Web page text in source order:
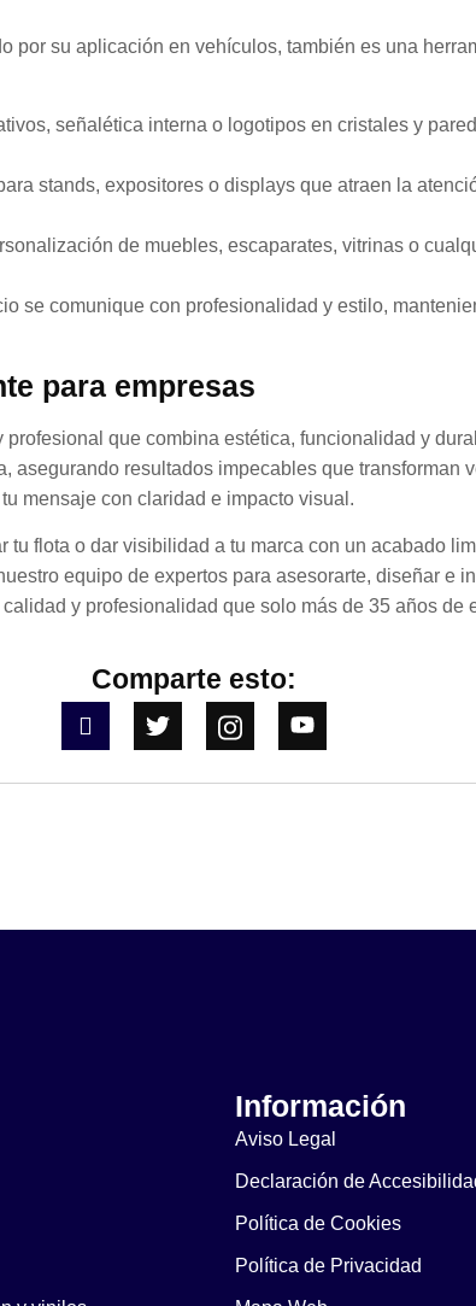
por su aplicación en vehículos, también es una
señalética interna o logotipos en cristales y
stands, expositores o displays que atraen la
de muebles, escaparates, vitrinas o
se comunique con profesionalidad y estilo,
para empresas
que combina estética, funcionalidad y
asegurando resultados impecables que transforman
mensaje con claridad e impacto visual.
tu flota o dar visibilidad a tu marca con un acabado
equipo de expertos para asesorarte, diseñar e
y profesionalidad que solo más de 35 años de
Comparte esto:
Información
Aviso Legal
Declaración de
Política de Cookies
Política de Privacidad